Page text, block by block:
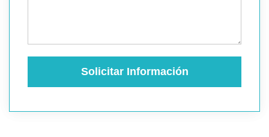
Solicitar Información